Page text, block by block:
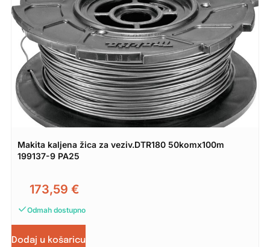
Makita kaljena žica za veziv.DTR180 50komx100m
199137-9 PA25
173,59 €
Odmah dostupno
Dodaj u košaricu